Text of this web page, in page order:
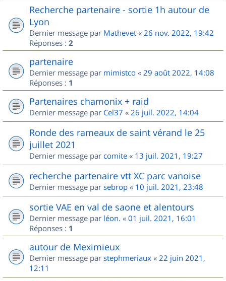
Recherche partenaire - sortie 1h autour de
Lyon
Dernier message par Mathevet « 26 nov. 2022, 19:42
Réponses : 2
partenaire
Dernier message par mimistco « 29 août 2022, 14:08
Réponses : 1
Partenaires chamonix + raid
Dernier message par Cel37 « 26 juil. 2022, 14:04
Ronde des rameaux de saint vérand le 25
juillet 2021
Dernier message par comite « 13 juil. 2021, 19:27
recherche partenaire vtt XC parc vanoise
Dernier message par sebrop « 10 juil. 2021, 23:48
sortie VAE en val de saone et alentours
Dernier message par léon. « 01 juil. 2021, 16:01
Réponses : 1
autour de Meximieux
Dernier message par stephmeriaux « 22 juin 2021,
12:11